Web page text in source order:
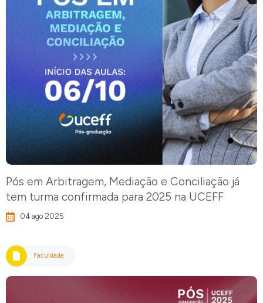
Pós em Arbitragem, Mediação e Conciliação já
tem turma confirmada para 2025 na UCEFF
04 ago 2025
Faculdade